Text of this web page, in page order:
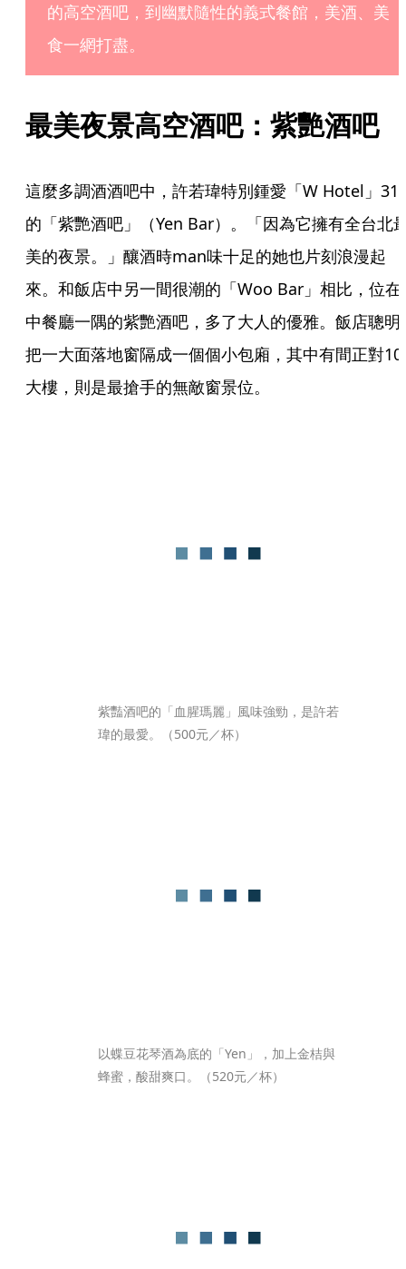
的高空酒吧，到幽默隨性的義式餐館，美酒、美
食一網打盡。
最美夜景高空酒吧：紫艷酒吧
這麼多調酒酒吧中，許若瑋特別鍾愛「W Hotel」31
的「紫艷酒吧」（Yen Bar）。「因為它擁有全台北
美的夜景。」釀酒時man味十足的她也片刻浪漫起
來。和飯店中另一間很潮的「Woo Bar」相比，位在
中餐廳一隅的紫艷酒吧，多了大人的優雅。飯店聰明
把一大面落地窗隔成一個個小包廂，其中有間正對
大樓，則是最搶手的無敵窗景位。
紫豔酒吧的「血腥瑪麗」風味強勁，是許若
瑋的最愛。（500元／杯）
以蝶豆花琴酒為底的「Yen」，加上金桔與
蜂蜜，酸甜爽口。（520元／杯）